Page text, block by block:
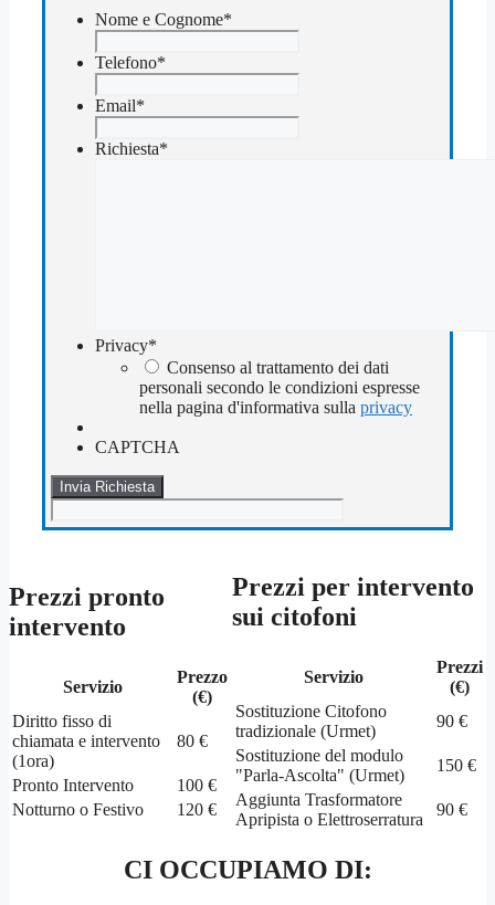
Nome e Cognome*
Telefono*
Email*
Richiesta*
Privacy*
Consenso al trattamento dei dati
personali secondo le condizioni espresse
nella pagina d'informativa sulla privacy
CAPTCHA
Prezzi pronto
intervento
Servizio
Prezzo
(€)
Diritto fisso di
chiamata e intervento
(1ora)
80 €
Pronto Intervento
100 €
Notturno o Festivo
120 €
Prezzi per intervento
sui citofoni
Servizio
Prezzi
(€)
Sostituzione Citofono
tradizionale (Urmet)
90 €
Sostituzione del modulo
"Parla-Ascolta" (Urmet)
150 €
Aggiunta Trasformatore
Apripista o Elettroserratura
90 €
CI OCCUPIAMO DI: